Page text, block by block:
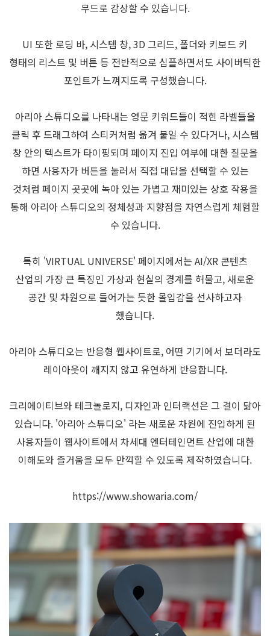
무드로 감상할 수 있습니다.
UI 또한 로딩 바, 시스템 창, 3D 그리드, 폴더와 키보드 키
형태의 리스트 및 버튼 등 전반적으로 심플하면서도 사이버틱한
포인트가 느껴지도록 구성했습니다.
아리아 스튜디오를 나타내는 영문 키워드들이 적힌 라벨들을
클릭 후 드래그하여 스티커처럼 옮겨 붙일 수 있다거나, 시스템
창 안의 텍스트가 타이핑되며 페이지 진입 여부에 대한 질문을
하면 사용자가 버튼을 눌러서 직접 대답을 선택할 수 있는
것처럼 페이지 곳곳에 녹아 있는 가볍고 재미있는 상호 작용을
통해 아리아 스튜디오의 정체성과 지향점을 자연스럽게 체험할
수 있습니다.
특히 'VIRTUAL UNIVERSE' 페이지에서는 AI/XR 콘텐츠
산업의 가장 큰 특징인 가상과 현실의 경계를 허물고, 새로운
공간 및 차원으로 들어가는 듯한 몰입감을 선사하고자
했습니다.
아리아 스튜디오는 반응형 웹사이트로, 어떤 기기에서 보더라도
레이아웃이 깨지지 않고 유연하게 반응합니다.
크리에이티브와 테크놀로지, 디자인과 인터랙션은 그 결이 닮아
있습니다. '아리아 스튜디오' 라는 새로운 차원에 진입하게 된
사용자들이 웹사이트에서 차세대 엔터테인먼트 산업에 대한
이해도와 즐거움을 모두 만끽할 수 있도록 제작하였습니다.
https://www.showaria.com/